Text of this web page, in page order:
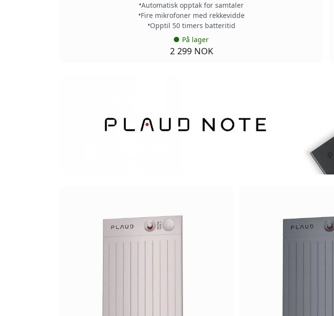
Automatisk opptak for samtaler
Fire mikrofoner med rekkevidde
Opptil 50 timers batteritid
På lager
2 299 NOK